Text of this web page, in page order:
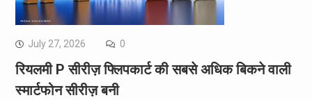
July 27, 2026 0
रियलमी P सीरीज़ फ्लिपकार्ट की सबसे अधिक बिकने वाली
स्मार्टफोन सीरीज़ बनी